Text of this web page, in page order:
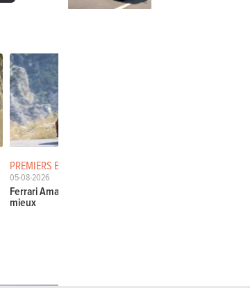
PREMIERS ESSAIS
05-08-2026
Ferrari Amalfi Spider (2026) – La même en
mieux